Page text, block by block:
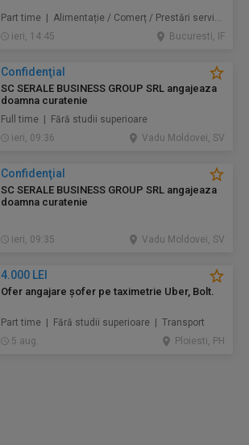
Part time | Alimentație / Comerț / Prestări servicii
ieri, 14:45
Bucuresti, IF
Confidenţial
SC SERALE BUSINESS GROUP SRL angajeaza
doamna curatenie
Full time | Fără studii superioare
ieri, 09:36
Vadu Moldovei, SV
Confidenţial
SC SERALE BUSINESS GROUP SRL angajeaza
doamna curatenie
ieri, 09:35 Vadu Moldovei, SV
4.000 LEI
Ofer angajare șofer pe taximetrie Uber, Bolt.
Part time | Fără studii superioare | Transport
5 aug.
Ploiesti, PH